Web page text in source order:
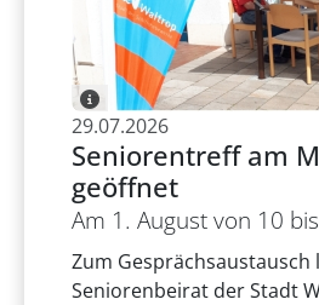
29.07.2026
Seniorentreff am
geöffnet
Am 1. August von 10
Zum Gesprächsaustausch
Seniorenbeirat der Stadt